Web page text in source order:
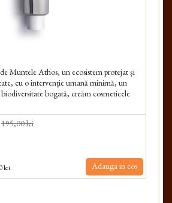
Muntele Athos, un ecosistem protejat și
cu o intervenție umană minimă, un
bogată, creăm cosmeticele
195,00 lei
lei Adauga in cos